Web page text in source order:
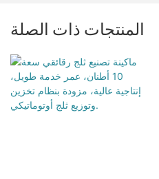
المنتجات ذات الصلة